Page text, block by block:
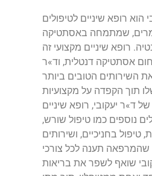
הוא רופא שיניים לטיפולים
שמתמחה באסתטיקה
רופא שיניים מקצועי זה
אסתטיקה דנטלית, וד»ר
השירותים הטובים ביותר
תוך הקפדה על מקצועיות
של ד»ר יעקובי, רופא שיניים
נוספים כמו טיפול שורש,
טיפול בחניכיים, ושירותים
שהמרפאה תענה לכל צורכי
שואף לשפר את בריאות